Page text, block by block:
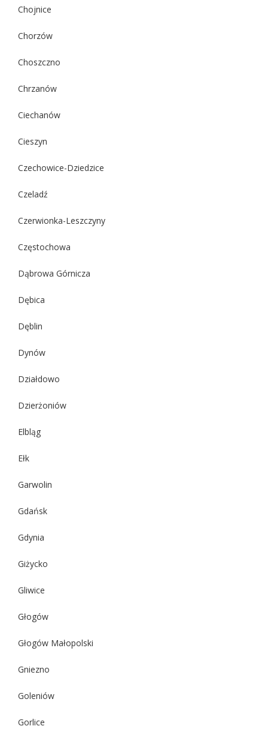
Chojnice
Chorzów
Choszczno
Chrzanów
Ciechanów
Cieszyn
Czechowice-Dziedzice
Czeladź
Czerwionka-Leszczyny
Częstochowa
Dąbrowa Górnicza
Dębica
Dęblin
Dynów
Działdowo
Dzierżoniów
Elbląg
Ełk
Garwolin
Gdańsk
Gdynia
Giżycko
Gliwice
Głogów
Głogów Małopolski
Gniezno
Goleniów
Gorlice